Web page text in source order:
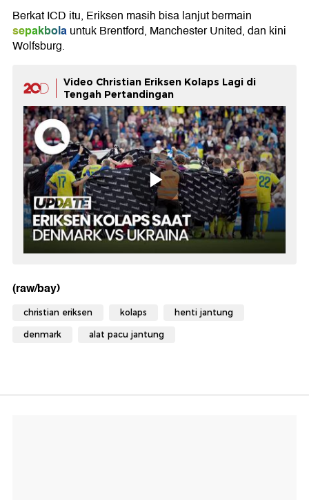
Berkat ICD itu, Eriksen masih bisa lanjut bermain
sepakbolauntuk Brentford, Manchester United, dan kini
Wolfsburg.
Video Christian Eriksen Kolaps Lagi di
Tengah Pertandingan
(raw/bay)
christian eriksen kolaps henti jantung
denmark alat pacu jantung